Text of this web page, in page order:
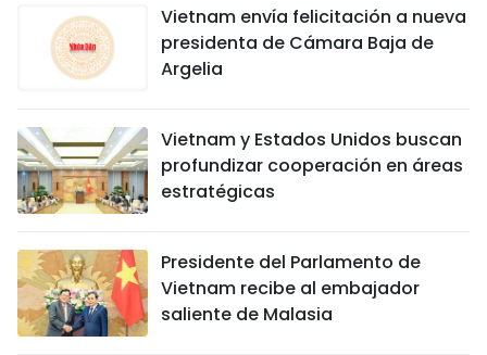
Vietnam envía felicitación a nueva
presidenta de Cámara Baja de
Argelia
Vietnam y Estados Unidos buscan
profundizar cooperación en áreas
estratégicas
Presidente del Parlamento de
Vietnam recibe al embajador
saliente de Malasia